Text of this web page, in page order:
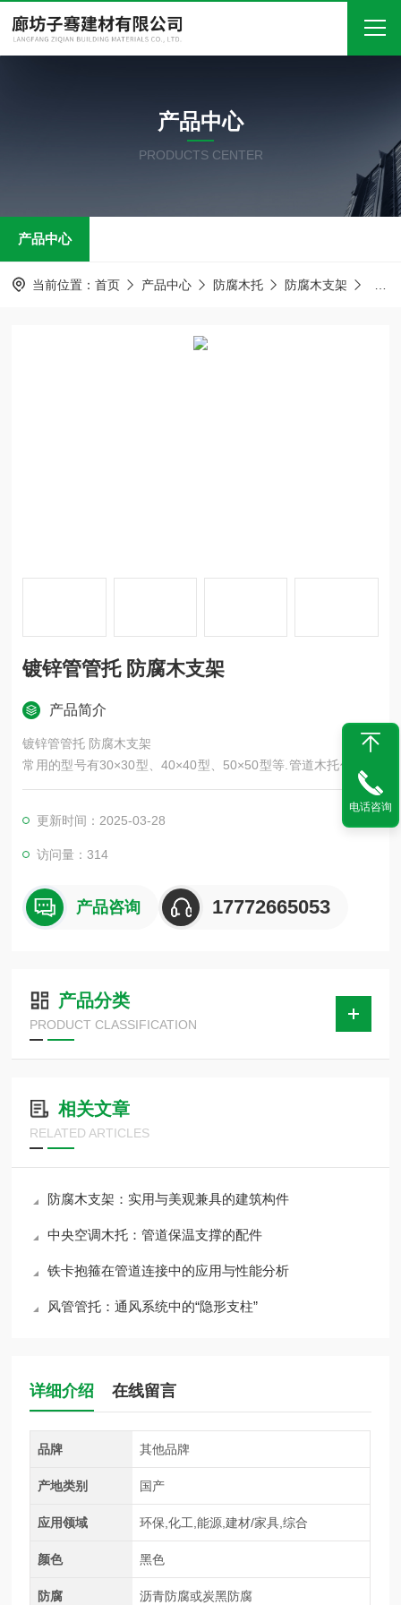
关于我们
产品中心
在线留言
产品中心
PRODUCTS CENTER
产品中心
当前位置： 首页 产品中心 防腐木托 防腐木支架
镀锌管管托 防腐木支架
产品简介
镀锌管管托 防腐木支架
常用的型号有30×30型、40×40型、50×50型等.管道木托价格根
据材质型号不同而定，价格合理，质量有保障，欢迎新老朋友！
更新时间：2025-03-28
访问量：314
产品咨询 17772665053
产品分类
PRODUCT CLASSIFICATION
相关文章
RELATED ARTICLES
防腐木支架：实用与美观兼具的建筑构件
中央空调木托：管道保温支撑的配件
铁卡抱箍在管道连接中的应用与性能分析
风管管托：通风系统中的“隐形支柱”
详细介绍 在线留言
品牌 其他品牌
产地类别 国产
应用领域 环保,化工,能源,建材/家具,综合
颜色 黑色
防腐 沥青防腐或炭黑防腐
电话咨询